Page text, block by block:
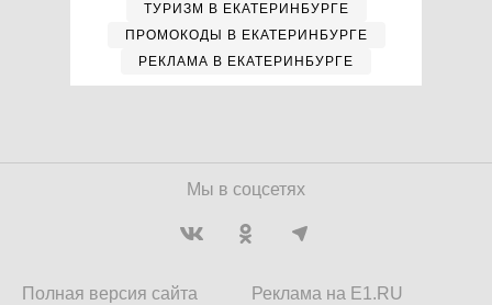
ТУРИЗМ В ЕКАТЕРИНБУРГЕ
ПРОМОКОДЫ В ЕКАТЕРИНБУРГЕ
РЕКЛАМА В ЕКАТЕРИНБУРГЕ
Мы в соцсетях
Полная версия сайта
Реклама на E1.RU